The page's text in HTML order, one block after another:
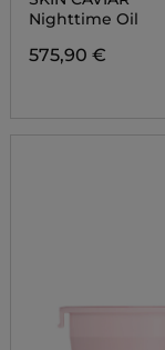
Nighttime Oil
575,90 €